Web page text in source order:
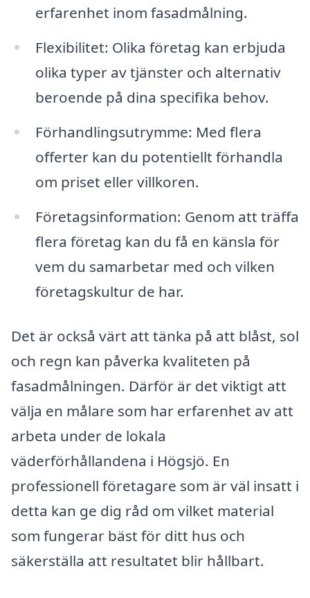
erfarenhet inom fasadmålning.
Flexibilitet: Olika företag kan erbjuda
olika typer av tjänster och alternativ
beroende på dina specifika behov.
Förhandlingsutrymme: Med flera
offerter kan du potentiellt förhandla
om priset eller villkoren.
Företagsinformation: Genom att träffa
flera företag kan du få en känsla för
vem du samarbetar med och vilken
företagskultur de har.
Det är också värt att tänka på att blåst, sol
och regn kan påverka kvaliteten på
fasadmålningen. Därför är det viktigt att
välja en målare som har erfarenhet av att
arbeta under de lokala
väderförhållandena i Högsjö. En
professionell företagare som är väl insatt i
detta kan ge dig råd om vilket material
som fungerar bäst för ditt hus och
säkerställa att resultatet blir hållbart.